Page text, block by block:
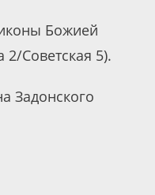
Божией
Советская 5).
Задонского